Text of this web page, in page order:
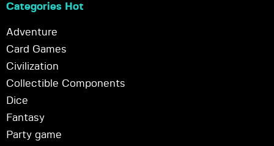
Categories Hot
Adventure
Card Games
Civilization
Collectible Components
Dice
Fantasy
Party game